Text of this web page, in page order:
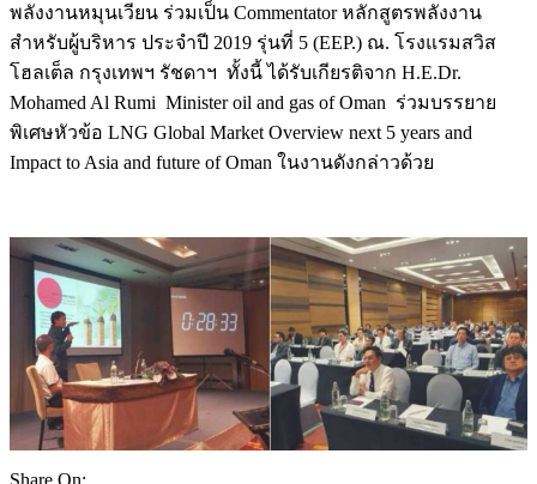
พลังงานหมุนเวียน ร่วมเป็น Commentator หลักสูตรพลังงาน
สำหรับผู้บริหาร ประจำปี 2019 รุ่นที่ 5 (EEP.) ณ. โรงแรมสวิส
โฮลเต็ล กรุงเทพฯ รัชดาฯ ทั้งนี้ ได้รับเกียรติจาก H.E.Dr.
Mohamed Al Rumi Minister oil and gas of Oman ร่วมบรรยาย
พิเศษหัวข้อ LNG Global Market Overview next 5 years and
Impact to Asia and future of Oman ในงานดังกล่าวด้วย
Share On: